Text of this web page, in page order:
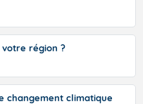
région ?
changement climatique